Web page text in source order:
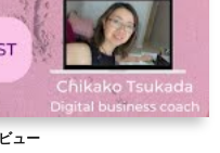
ュー